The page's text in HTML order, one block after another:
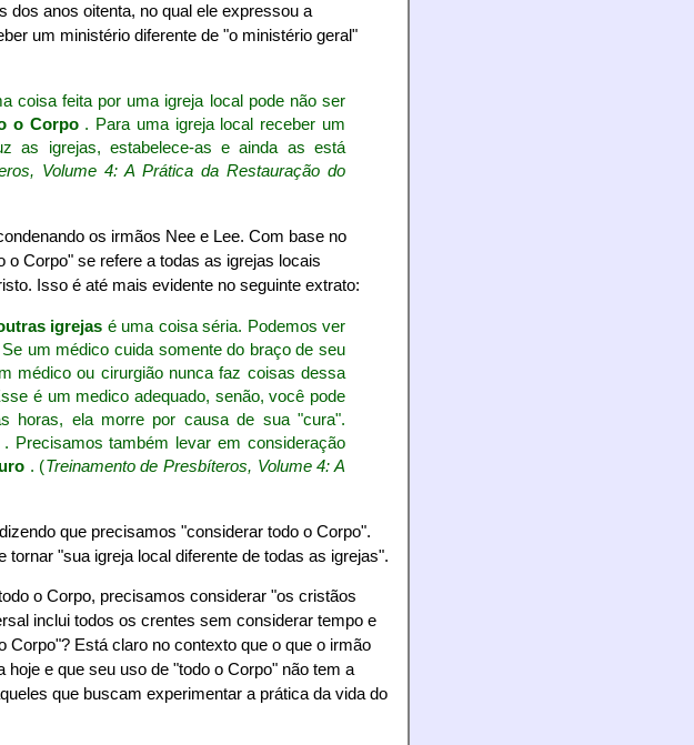
dos anos oitenta, no qual ele expressou a
um ministério diferente de "o ministério geral"
coisa feita por uma igreja local pode não ser
o Corpo . Para uma igreja local receber um
as igrejas, estabelece-as e ainda as está
Volume 4: A Prática da Restauração do
os irmãos Nee e Lee. Com base no
o Corpo" se refere a todas as igrejas locais
Isso é até mais evidente no seguinte extrato:
igrejas é uma coisa séria. Podemos ver
um médico cuida somente do braço de seu
médico ou cirurgião nunca faz coisas dessa
é um medico adequado, senão, você pode
horas, ela morre por causa de sua "cura".
. Precisamos também levar em consideração
. (Treinamento de Presbíteros, Volume 4: A
que precisamos "considerar todo o Corpo".
"sua igreja local diferente de todas as igrejas".
o Corpo, precisamos considerar "os cristãos
inclui todos os crentes sem considerar tempo e
Está claro no contexto que o que o irmão
e que seu uso de "todo o Corpo" não tem a
que buscam experimentar a prática da vida do